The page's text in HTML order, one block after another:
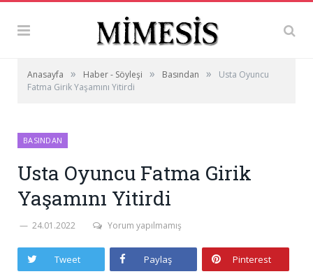
Anasayfa » Haber - Söyleşi » Basından »
Usta Oyuncu
Fatma Girik Yaşamını Yitirdi
BASINDAN
Usta Oyuncu Fatma Girik
Yaşamını Yitirdi
24.01.2022 Yorum yapılmamış
Tweet Paylaş Pinterest